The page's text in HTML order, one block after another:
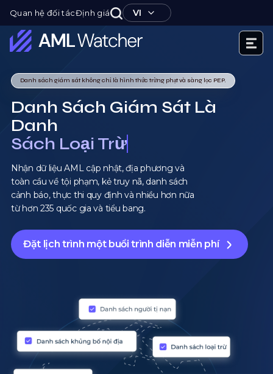
Quan hệ đối tácĐịnh giá VI
Watcher
dung
Danh sách giám sát không chỉ là hình thức trừng phạt và sàng lọc PEP.
Danh Sách Giám Sát Là
Danh
Sách Loại Trừ
Nhận dữ liệu AML cập nhật, địa phương và
toàn cầu về tội phạm, kẻ truy nã, danh sách
cảnh báo, thực thi quy định và nhiều hơn nữa
từ hơn 235 quốc gia và tiểu bang.
Đặt lịch trình một buổi trình diễn miễn phí